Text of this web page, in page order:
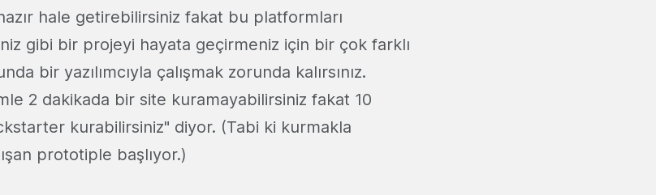
hale getirebilirsiniz fakat bu platformları
gibi bir projeyi hayata geçirmeniz için bir çok farklı
bir yazılımcıyla çalışmak zorunda kalırsınız.
2 dakikada bir site kuramayabilirsiniz fakat 10
kurabilirsiniz" diyor. (Tabi ki kurmakla
prototiple başlıyor.)